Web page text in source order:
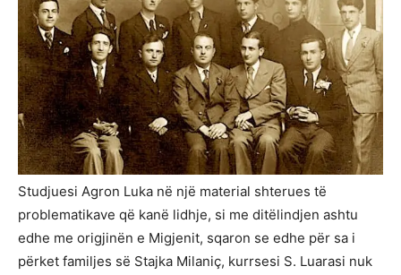
Studjuesi Agron Luka në një material shterues të
problematikave që kanë lidhje, si me ditëlindjen ashtu
edhe me origjinën e Migjenit, sqaron se edhe për sa i
përket familjes së Stajka Milaniç, kurrsesi S. Luarasi nuk